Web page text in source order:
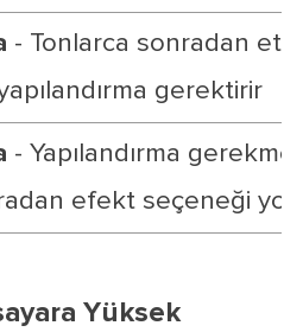
- Tonlarca sonradan
gerektirir
- Yapılandırma
efekt seçeneği yok
Yüksek